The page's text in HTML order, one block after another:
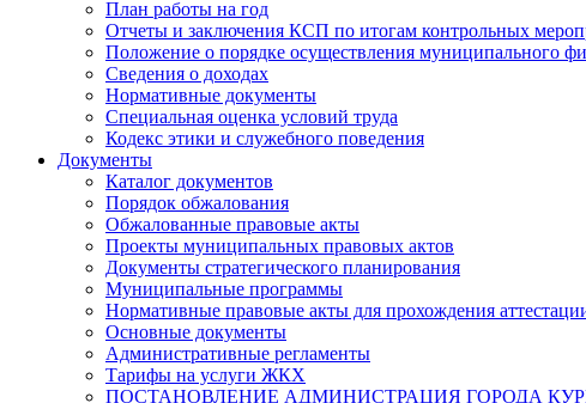
План работы на год
Отчеты и заключения КСП по итогам контрольных
Положение о порядке осуществления муниципального
Сведения о доходах
Нормативные документы
Специальная оценка условий труда
Кодекс этики и служебного поведения
Документы
Каталог документов
Порядок обжалования
Обжалованные правовые акты
Проекты муниципальных правовых актов
Документы стратегического планирования
Муниципальные программы
Нормативные правовые акты для прохождения
Основные документы
Административные регламенты
Тарифы на услуги ЖКХ
ПОСТАНОВЛЕНИЕ АДМИНИСТРАЦИЯ ГОРОДА